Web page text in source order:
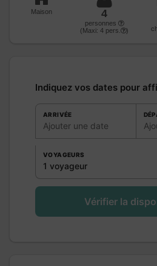
Maison 4
personnes
(Maxi: 4 pers. )
Indiquez vos dates pour
ARRIVÉE
Ajouter une date
VOYAGEURS
1 voyageur
Vérifier la